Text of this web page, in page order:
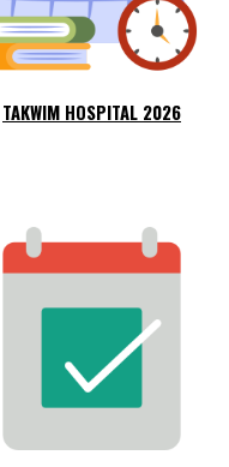
TAKWIM HOSPITAL 2026